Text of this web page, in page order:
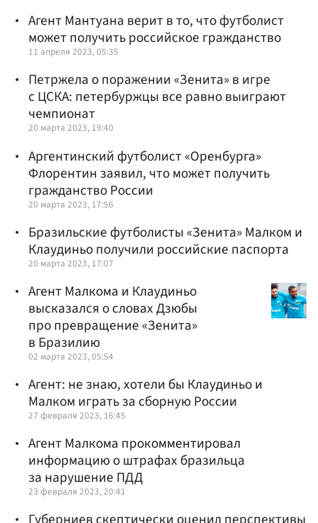
Агент Мантуана верит в то, что футболист
может получить российское гражданство
11 апреля 2023, 05:35
Петржела о поражении «Зенита» в игре
с ЦСКА: петербуржцы все равно выиграют
чемпионат
20 марта 2023, 19:40
Аргентинский футболист «Оренбурга»
Флорентин заявил, что может получить
гражданство России
20 марта 2023, 17:56
Бразильские футболисты «Зенита» Малком и
Клаудиньо получили российские паспорта
20 марта 2023, 17:07
Агент Малкома и Клаудиньо
высказался о словах Дзюбы
про превращение «Зенита»
в Бразилию
02 марта 2023, 05:54
Агент: не знаю, хотели бы Клаудиньо и
Малком играть за сборную России
27 февраля 2023, 16:45
Агент Малкома прокомментировал
информацию о штрафах бразильца
за нарушение ПДД
23 февраля 2023, 20:41